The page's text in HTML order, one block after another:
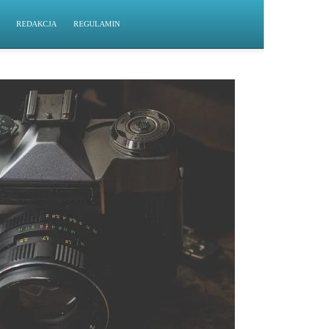
REDAKCJA REGULAMIN